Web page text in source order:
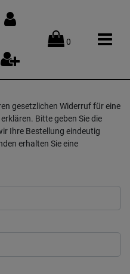
0
gesetzlichen Widerruf für eine
Bitte geben Sie die
Ihre Bestellung eindeutig
erhalten Sie eine